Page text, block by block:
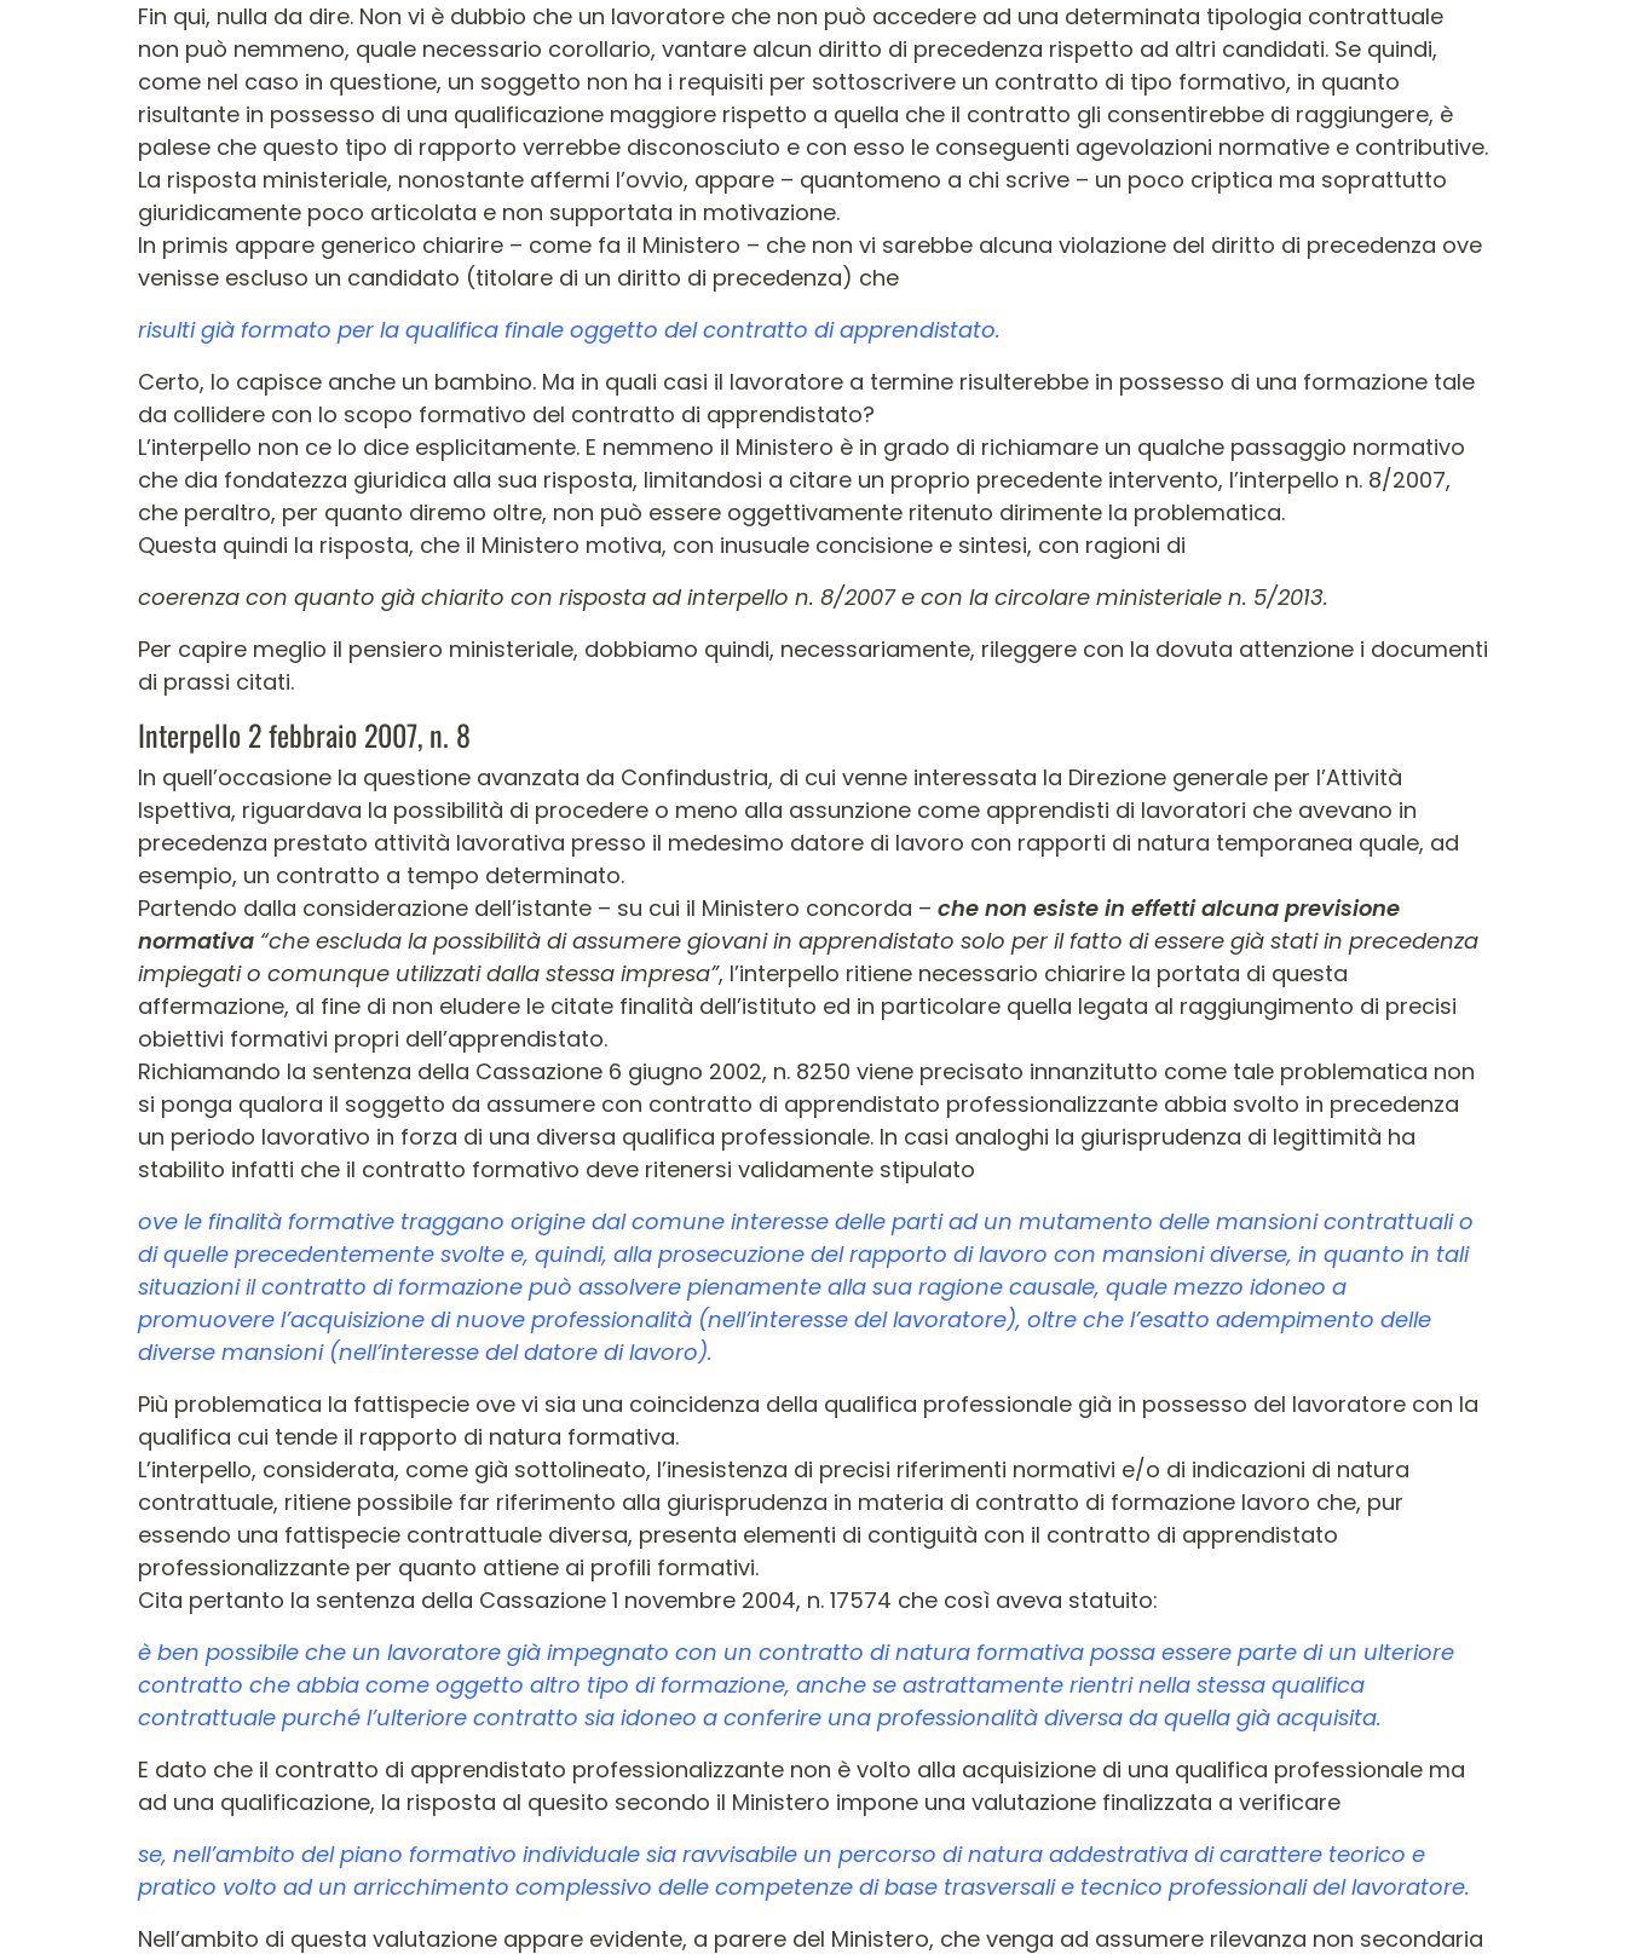
Fin qui, nulla da dire. Non vi è dubbio che un lavoratore che non può accedere ad una determinata tipologia contrattuale
non può nemmeno, quale necessario corollario, vantare alcun diritto di precedenza rispetto ad altri candidati. Se quindi,
come nel caso in questione, un soggetto non ha i requisiti per sottoscrivere un contratto di tipo formativo, in quanto
risultante in possesso di una qualificazione maggiore rispetto a quella che il contratto gli consentirebbe di raggiungere, è
palese che questo tipo di rapporto verrebbe disconosciuto e con esso le conseguenti agevolazioni normative e contributive.
La risposta ministeriale, nonostante affermi l’ovvio, appare – quantomeno a chi scrive – un poco criptica ma soprattutto
giuridicamente poco articolata e non supportata in motivazione.
In primis appare generico chiarire – come fa il Ministero – che non vi sarebbe alcuna violazione del diritto di precedenza ove
venisse escluso un candidato (titolare di un diritto di precedenza) che
risulti già formato per la qualifica finale oggetto del contratto di apprendistato.
Certo, lo capisce anche un bambino. Ma in quali casi il lavoratore a termine risulterebbe in possesso di una formazione tale
da collidere con lo scopo formativo del contratto di apprendistato?
L’interpello non ce lo dice esplicitamente. E nemmeno il Ministero è in grado di richiamare un qualche passaggio normativo
che dia fondatezza giuridica alla sua risposta, limitandosi a citare un proprio precedente intervento, l’interpello n. 8/2007,
che peraltro, per quanto diremo oltre, non può essere oggettivamente ritenuto dirimente la problematica.
Questa quindi la risposta, che il Ministero motiva, con inusuale concisione e sintesi, con ragioni di
coerenza con quanto già chiarito con risposta ad interpello n. 8/2007 e con la circolare ministeriale n. 5/2013.
Per capire meglio il pensiero ministeriale, dobbiamo quindi, necessariamente, rileggere con la dovuta attenzione i documenti
di prassi citati.
Interpello 2 febbraio 2007, n. 8
In quell’occasione la questione avanzata da Confindustria, di cui venne interessata la Direzione generale per l’Attività
Ispettiva, riguardava la possibilità di procedere o meno alla assunzione come apprendisti di lavoratori che avevano in
precedenza prestato attività lavorativa presso il medesimo datore di lavoro con rapporti di natura temporanea quale, ad
esempio, un contratto a tempo determinato.
Partendo dalla considerazione dell’istante – su cui il Ministero concorda – che non esiste in effetti alcuna previsione
normativa “che escluda la possibilità di assumere giovani in apprendistato solo per il fatto di essere già stati in precedenza
impiegati o comunque utilizzati dalla stessa impresa”, l’interpello ritiene necessario chiarire la portata di questa
affermazione, al fine di non eludere le citate finalità dell’istituto ed in particolare quella legata al raggiungimento di precisi
obiettivi formativi propri dell’apprendistato.
Richiamando la sentenza della Cassazione 6 giugno 2002, n. 8250 viene precisato innanzitutto come tale problematica non
si ponga qualora il soggetto da assumere con contratto di apprendistato professionalizzante abbia svolto in precedenza
un periodo lavorativo in forza di una diversa qualifica professionale. In casi analoghi la giurisprudenza di legittimità ha
stabilito infatti che il contratto formativo deve ritenersi validamente stipulato
ove le finalità formative traggano origine dal comune interesse delle parti ad un mutamento delle mansioni contrattuali o
di quelle precedentemente svolte e, quindi, alla prosecuzione del rapporto di lavoro con mansioni diverse, in quanto in tali
situazioni il contratto di formazione può assolvere pienamente alla sua ragione causale, quale mezzo idoneo a
promuovere l’acquisizione di nuove professionalità (nell’interesse del lavoratore), oltre che l’esatto adempimento delle
diverse mansioni (nell’interesse del datore di lavoro).
Più problematica la fattispecie ove vi sia una coincidenza della qualifica professionale già in possesso del lavoratore con la
qualifica cui tende il rapporto di natura formativa.
L’interpello, considerata, come già sottolineato, l’inesistenza di precisi riferimenti normativi e/o di indicazioni di natura
contrattuale, ritiene possibile far riferimento alla giurisprudenza in materia di contratto di formazione lavoro che, pur
essendo una fattispecie contrattuale diversa, presenta elementi di contiguità con il contratto di apprendistato
professionalizzante per quanto attiene ai profili formativi.
Cita pertanto la sentenza della Cassazione 1 novembre 2004, n. 17574 che così aveva statuito:
è ben possibile che un lavoratore già impegnato con un contratto di natura formativa possa essere parte di un ulteriore
contratto che abbia come oggetto altro tipo di formazione, anche se astrattamente rientri nella stessa qualifica
contrattuale purché l’ulteriore contratto sia idoneo a conferire una professionalità diversa da quella già acquisita.
E dato che il contratto di apprendistato professionalizzante non è volto alla acquisizione di una qualifica professionale ma
ad una qualificazione, la risposta al quesito secondo il Ministero impone una valutazione finalizzata a verificare
se, nell’ambito del piano formativo individuale sia ravvisabile un percorso di natura addestrativa di carattere teorico e
pratico volto ad un arricchimento complessivo delle competenze di base trasversali e tecnico professionali del lavoratore.
Nell’ambito di questa valutazione appare evidente, a parere del Ministero, che venga ad assumere rilevanza non secondaria